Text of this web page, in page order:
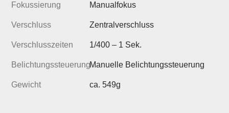
Fokussierung Manualfokus
Verschluss Zentralverschluss
Verschlusszeiten 1/400 – 1 Sek.
BelichtungssteuerungManuelle Belichtungssteuerung
Gewicht ca. 549g